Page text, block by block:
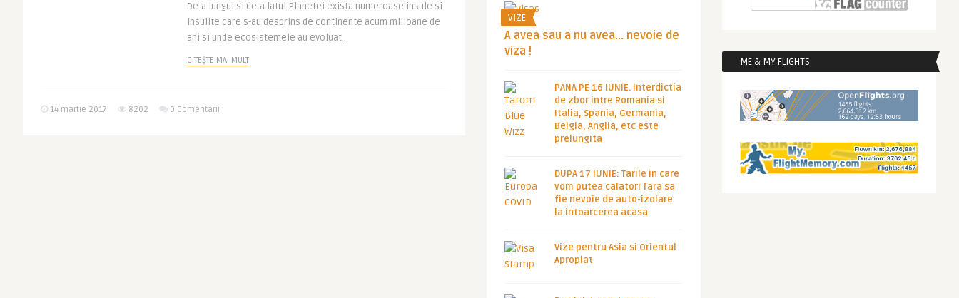
De-a lungul si de-a latul Planetei exista numeroase insule si
insulite care s-au desprins de continente acum milioane de
ani si unde ecosistemele au evoluat ..
CITEȘTE MAI MULT
14 martie 2017 8202 0 Comentarii
VIZE
A avea sau a nu avea… nevoie de
viza !
PANA PE 16 IUNIE. Interdictia
de zbor intre Romania si
Italia, Spania, Germania,
Belgia, Anglia, etc este
prelungita
DUPA 17 IUNIE: Tarile in care
vom putea calatori fara sa
fie nevoie de auto-izolare
la intoarcerea acasa
Vize pentru Asia si Orientul
Apropiat
ME & MY FLIGHTS